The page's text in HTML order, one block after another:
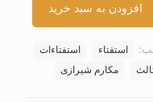
افزودن به سبد خرید
استفتاء
استفتاءات
مکارم شیرازی